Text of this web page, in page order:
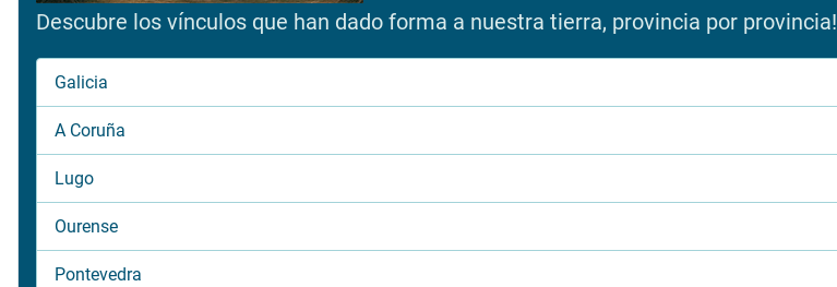
Descubre los vínculos que han dado forma a nuestra tierra, provincia por provincia!
Galicia
A Coruña
Lugo
Ourense
Pontevedra